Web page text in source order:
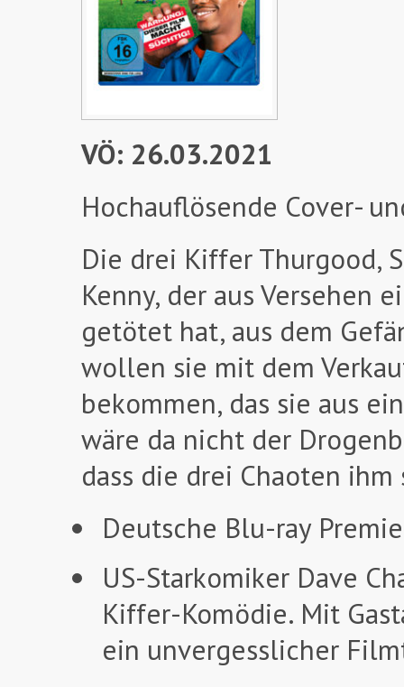
VÖ: 26.03.2021
Hochauflösende Cover-
Die drei Kiffer Thurgood,
Kenny, der aus Versehen
getötet hat, aus dem
wollen sie mit dem
bekommen, das sie aus
wäre da nicht der
dass die drei Chaoten
Deutsche Blu-ray
US-Starkomiker Dave
Kiffer-Komödie. Mit
ein unvergesslicher